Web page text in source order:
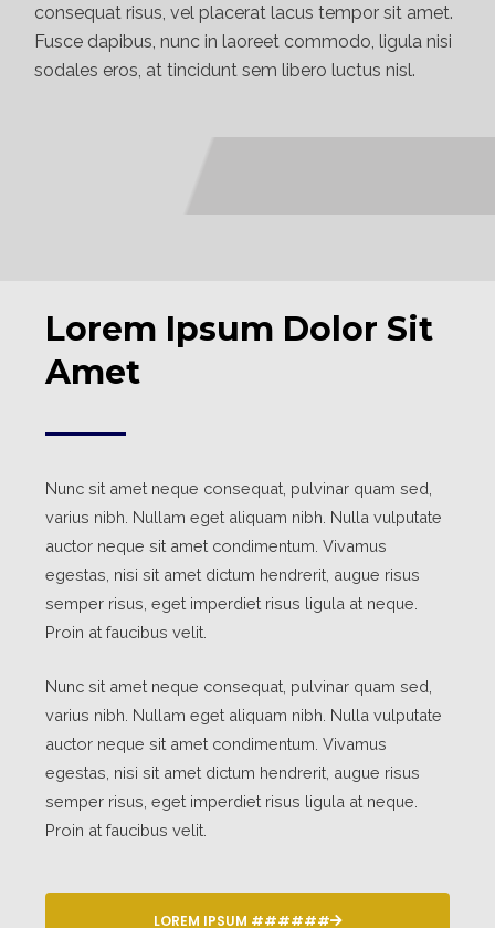
consequat risus, vel placerat lacus tempor sit amet.
Fusce dapibus, nunc in laoreet commodo, ligula nisi
sodales eros, at tincidunt sem libero luctus nisl.
Lorem Ipsum Dolor Sit
Amet
Nunc sit amet neque consequat, pulvinar quam sed,
varius nibh. Nullam eget aliquam nibh. Nulla vulputate
auctor neque sit amet condimentum. Vivamus
egestas, nisi sit amet dictum hendrerit, augue risus
semper risus, eget imperdiet risus ligula at neque.
Proin at faucibus velit.
Nunc sit amet neque consequat, pulvinar quam sed,
varius nibh. Nullam eget aliquam nibh. Nulla vulputate
auctor neque sit amet condimentum. Vivamus
egestas, nisi sit amet dictum hendrerit, augue risus
semper risus, eget imperdiet risus ligula at neque.
Proin at faucibus velit.
LOREM IPSUM ######